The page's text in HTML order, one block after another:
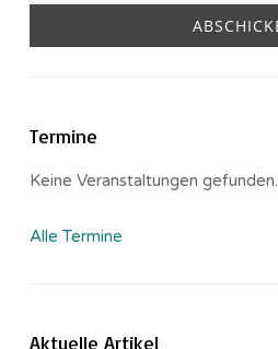
Termine
Keine Veranstaltungen gefunden.
Alle Termine
Aktuelle Artikel